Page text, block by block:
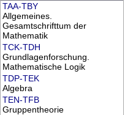
TAA-TBY
Allgemeines.
Gesamtschrifttum der
Mathematik
TCK-TDH
Grundlagenforschung.
Mathematische Logik
TDP-TEK
Algebra
TEN-TFB
Gruppentheorie